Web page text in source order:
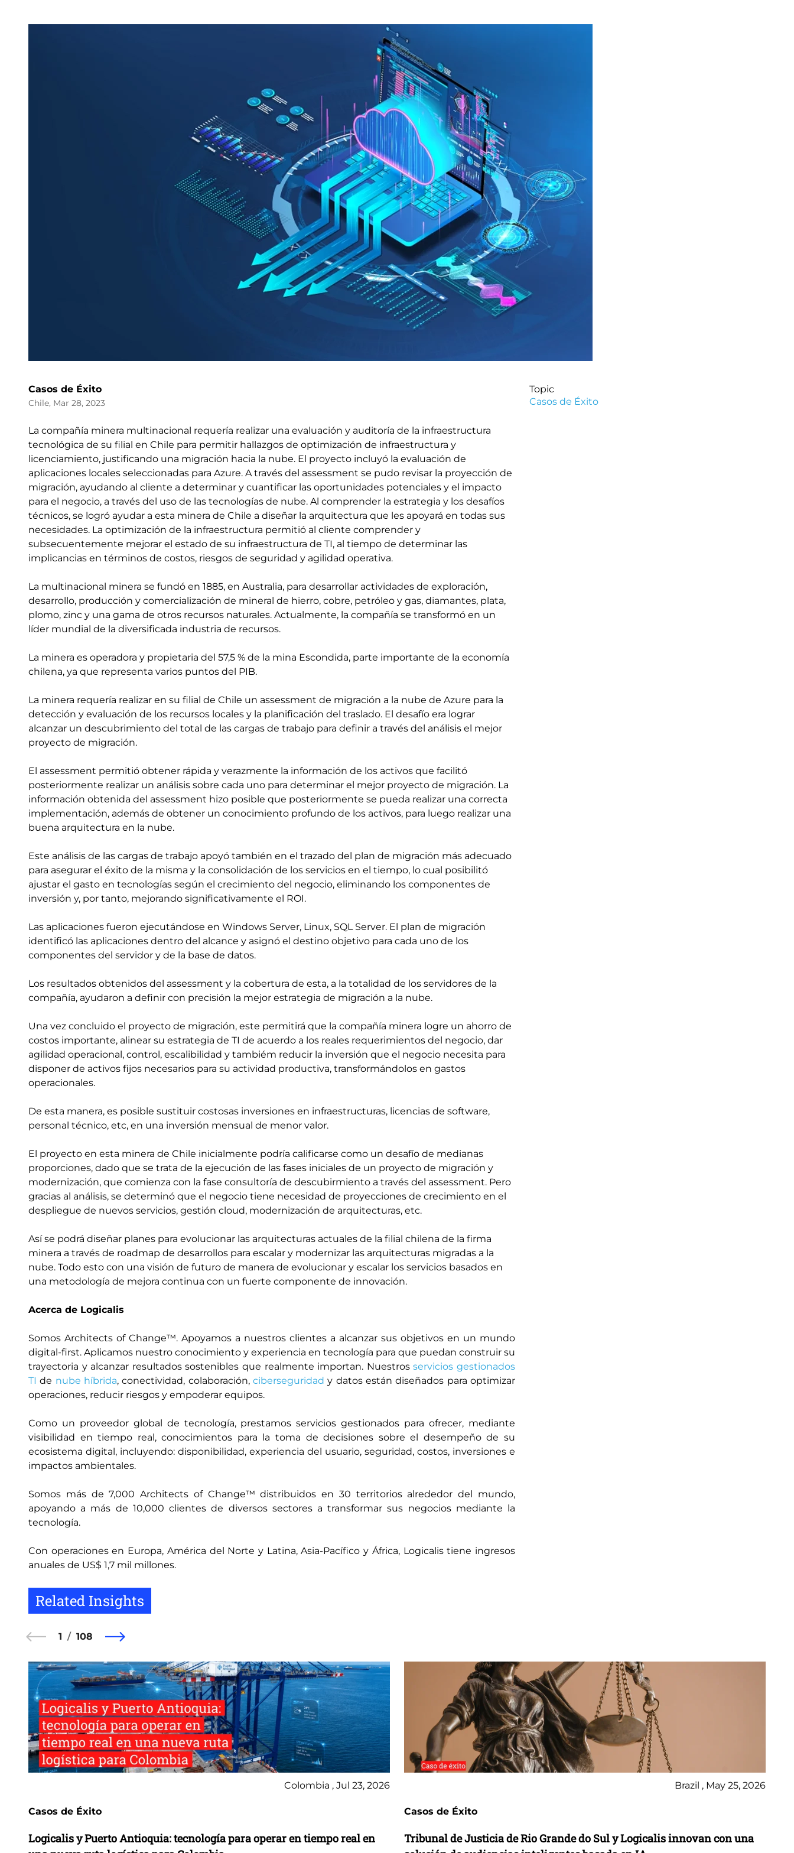
Casos de Éxito
Chile, Mar 28, 2023
La compañía minera multinacional requería realizar una evaluación y auditoría de la infraestructura
tecnológica de su filial en Chile para permitir hallazgos de optimización de infraestructura y
licenciamiento, justificando una migración hacia la nube. El proyecto incluyó la evaluación de
aplicaciones locales seleccionadas para Azure. A través del assessment se pudo revisar la proyección de
migración, ayudando al cliente a determinar y cuantificar las oportunidades potenciales y el impacto
para el negocio, a través del uso de las tecnologías de nube. Al comprender la estrategia y los desafíos
técnicos, se logró ayudar a esta minera de Chile a diseñar la arquitectura que les apoyará en todas sus
necesidades. La optimización de la infraestructura permitió al cliente comprender y
subsecuentemente mejorar el estado de su infraestructura de TI, al tiempo de determinar las
implicancias en términos de costos, riesgos de seguridad y agilidad operativa.
La multinacional minera se fundó en 1885, en Australia, para desarrollar actividades de exploración,
desarrollo, producción y comercialización de mineral de hierro, cobre, petróleo y gas, diamantes, plata,
plomo, zinc y una gama de otros recursos naturales. Actualmente, la compañía se transformó en un
líder mundial de la diversificada industria de recursos.
La minera es operadora y propietaria del 57,5 % de la mina Escondida, parte importante de la economía
chilena, ya que representa varios puntos del PIB.
La minera requería realizar en su filial de Chile un assessment de migración a la nube de Azure para la
detección y evaluación de los recursos locales y la planificación del traslado. El desafío era lograr
alcanzar un descubrimiento del total de las cargas de trabajo para definir a través del análisis el mejor
proyecto de migración.
El assessment permitió obtener rápida y verazmente la información de los activos que facilitó
posteriormente realizar un análisis sobre cada uno para determinar el mejor proyecto de migración. La
información obtenida del assessment hizo posible que posteriormente se pueda realizar una correcta
implementación, además de obtener un conocimiento profundo de los activos, para luego realizar una
buena arquitectura en la nube.
Este análisis de las cargas de trabajo apoyó también en el trazado del plan de migración más adecuado
para asegurar el éxito de la misma y la consolidación de los servicios en el tiempo, lo cual posibilitó
ajustar el gasto en tecnologías según el crecimiento del negocio, eliminando los componentes de
inversión y, por tanto, mejorando significativamente el ROI.
Las aplicaciones fueron ejecutándose en Windows Server, Linux, SQL Server. El plan de migración
identificó las aplicaciones dentro del alcance y asignó el destino objetivo para cada uno de los
componentes del servidor y de la base de datos.
Los resultados obtenidos del assessment y la cobertura de esta, a la totalidad de los servidores de la
compañía, ayudaron a definir con precisión la mejor estrategia de migración a la nube.
Una vez concluido el proyecto de migración, este permitirá que la compañía minera logre un ahorro de
costos importante, alinear su estrategia de TI de acuerdo a los reales requerimientos del negocio, dar
agilidad operacional, control, escalibilidad y tambiém reducir la inversión que el negocio necesita para
disponer de activos fijos necesarios para su actividad productiva, transformándolos en gastos
operacionales.
De esta manera, es posible sustituir costosas inversiones en infraestructuras, licencias de software,
personal técnico, etc, en una inversión mensual de menor valor.
El proyecto en esta minera de Chile inicialmente podría calificarse como un desafío de medianas
proporciones, dado que se trata de la ejecución de las fases iniciales de un proyecto de migración y
modernización, que comienza con la fase consultoría de descubirmiento a través del assessment. Pero
gracias al análisis, se determinó que el negocio tiene necesidad de proyecciones de crecimiento en el
despliegue de nuevos servicios, gestión cloud, modernización de arquitecturas, etc.
Así se podrá diseñar planes para evolucionar las arquitecturas actuales de la filial chilena de la firma
minera a través de roadmap de desarrollos para escalar y modernizar las arquitecturas migradas a la
nube. Todo esto con una visión de futuro de manera de evolucionar y escalar los servicios basados en
una metodología de mejora continua con un fuerte componente de innovación.
Acerca de Logicalis
Somos Architects of Change™. Apoyamos a nuestros clientes a alcanzar sus objetivos en un mundo
digital-first. Aplicamos nuestro conocimiento y experiencia en tecnología para que puedan construir su
trayectoria y alcanzar resultados sostenibles que realmente importan. Nuestrosservicios gestionados
TI de nube híbrida, conectividad, colaboración,ciberseguridad y datos están diseñados para optimizar
operaciones, reducir riesgos y empoderar equipos.
Como un proveedor global de tecnología, prestamos servicios gestionados para ofrecer, mediante
visibilidad en tiempo real, conocimientos para la toma de decisiones sobre el desempeño de su
ecosistema digital, incluyendo: disponibilidad, experiencia del usuario, seguridad, costos, inversiones e
impactos ambientales.
Somos más de 7,000 Architects of Change™ distribuidos en 30 territorios alrededor del mundo,
apoyando a más de 10,000 clientes de diversos sectores a transformar sus negocios mediante la
tecnología.
Con operaciones en Europa, América del Norte y Latina, Asia-Pacífico y África, Logicalis tiene ingresos
anuales de US$ 1,7 mil millones.
Topic
Casos de Éxito
Related Insights
1 108
Colombia , Jul 23, 2026
Casos de Éxito
Logicalis y Puerto Antioquia: tecnología para operar en tiempo real en
Brazil , May 25, 2026
Casos de Éxito
Tribunal de Justicia de Rio Grande do Sul y Logicalis innovan con una